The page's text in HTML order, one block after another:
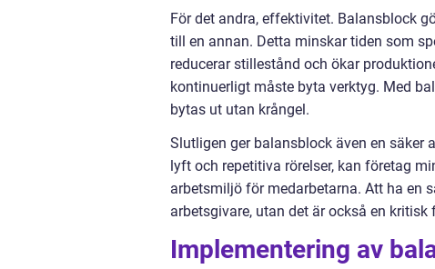
För det andra, effektivitet. Balansblock
till en annan. Detta minskar tiden som
reducerar stillestånd och ökar
kontinuerligt måste byta verktyg. Med
bytas ut utan krångel.
Slutligen ger balansblock även en säker
lyft och repetitiva rörelser, kan företag
arbetsmiljö för medarbetarna. Att ha en
arbetsgivare, utan det är också en
Implementering av